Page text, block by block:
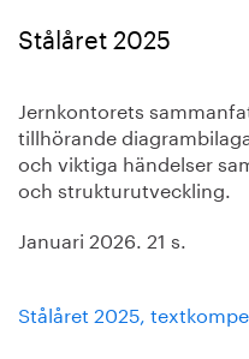
Stålåret 2025
Jernkontorets
tillhörande
och viktiga händelser
och strukturutveckling.
Januari 2026. 21 s.
Stålåret 2025,